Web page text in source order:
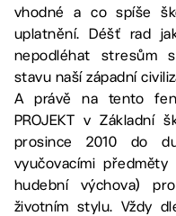
vhodné a co spíše
uplatnění. Déšť rad
nepodléhat stresům
stavu naší západní
A právě na tento
PROJEKT v Základní
prosince 2010 do
vyučovacími
hudební výchova)
životním stylu. Vždy